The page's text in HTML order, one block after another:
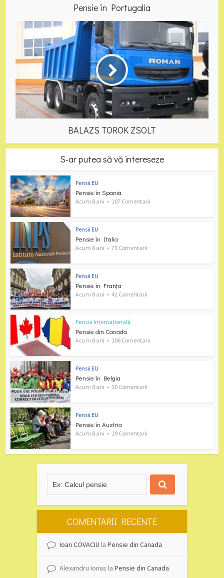
Pensie în Portugalia
BALAZS TOROK ZSOLT
S-ar putea să vă intereseze
Pensii EU
Pensie în Spania
Acum 8 ani 107 Comentarii
Pensii EU
Pensie în Italia
Acum 8 ani 73 Comentarii
Pensii EU
Pensie în Franța
Acum 8 ani 42 Comentarii
Pensia Internațională
Pensie din Canada
Acum 8 ani 106 Comentarii
Pensii EU
Pensie în Belgia
Acum 8 ani 30 Comentarii
Pensii EU
Pensie în Austria
Acum 8 ani 19 Comentarii
COMENTARII RECENTE
Ioan COVACIU la Pensie din Canada
Alexandru Ionas la Pensie din Canada